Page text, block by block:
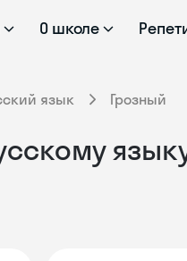
О школе
язык Грозный